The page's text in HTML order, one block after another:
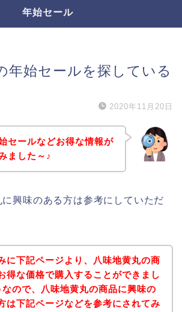
年始セール
年始セールを探している
2020年11月20日
セールなどお得な情報が
ました～♪
興味のある方は参考にしていただ
に下記ページより、八味地黄丸の商
得な価格で購入することができまし
なので、八味地黄丸の商品に興味の
は下記ページなどを参考にされてみ